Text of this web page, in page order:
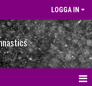
LOGGA IN